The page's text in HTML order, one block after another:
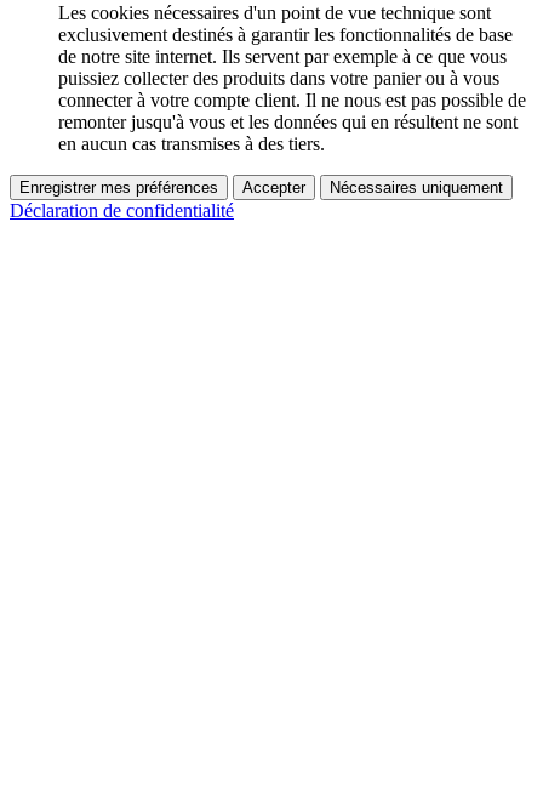
Les cookies nécessaires d'un point de vue technique sont
exclusivement destinés à garantir les fonctionnalités de base
de notre site internet. Ils servent par exemple à ce que vous
puissiez collecter des produits dans votre panier ou à vous
connecter à votre compte client. Il ne nous est pas possible de
remonter jusqu'à vous et les données qui en résultent ne sont
en aucun cas transmises à des tiers.
Enregistrer mes préférences Accepter Nécessaires uniquement
Déclaration de confidentialité